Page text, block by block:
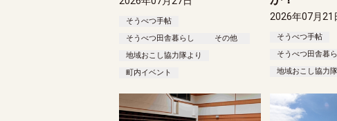
そうべつ手帖
そうべつ田舎暮らし
その他
地域おこし協力隊より
町内イベント
2026年07月21
そうべつ手帖
そうべつ田舎暮
地域おこし協力